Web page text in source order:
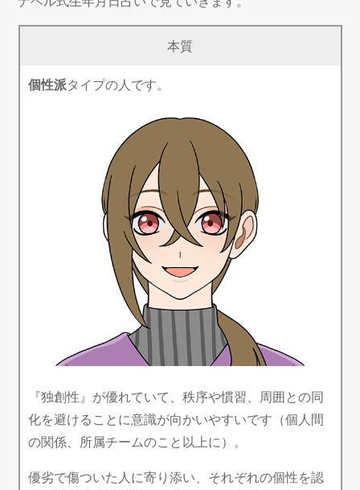
本質
個性派タイプの人です。
『独創性』が優れていて、秩序や慣習、周囲との同
化を避けることに意識が向かいやすいです（個人間
の関係、所属チームのこと以上に）。
優劣で傷ついた人に寄り添い、それぞれの個性を認